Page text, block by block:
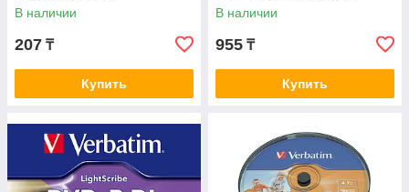
В наличии
207 ₸
Купить
В наличии
955 ₸
Купить